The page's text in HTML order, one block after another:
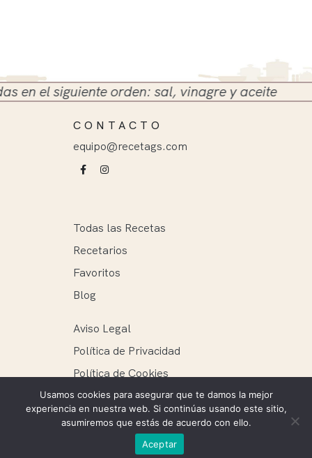
siguiente orden: sal, vinagre y aceite
CONTACTO
equipo@recetags.com
Todas las Recetas
Recetarios
Favoritos
Blog
Aviso Legal
Política de Privacidad
Política de Cookies
Recetags ® 2025. Todos los derechos reservados.
Mantenimiento web: Ellie Miguel
Usamos cookies para asegurar que te damos la mejor
experiencia en nuestra web. Si continúas usando este sitio,
asumiremos que estás de acuerdo con ello.
Aceptar